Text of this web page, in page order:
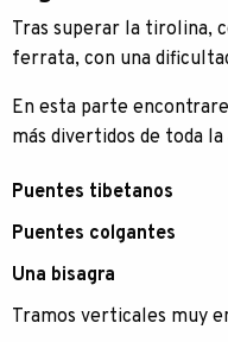
Tras superar la tirolina,
ferrata, con una
En esta parte
más divertidos de toda la
Puentes tibetanos
Puentes colgantes
Una bisagra
Tramos verticales muy